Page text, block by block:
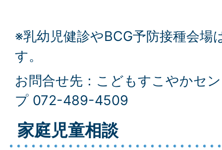
※乳幼児健診やBCG予防接種会場
す。
お問合せ先：こどもすこやかセ
プ 072-489-4509
家庭児童相談